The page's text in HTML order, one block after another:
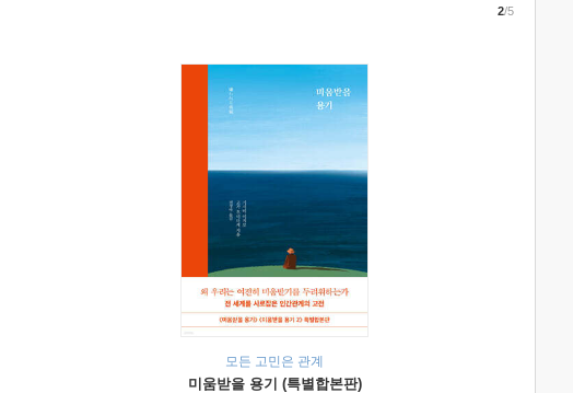
모든 고민은 관계
미움받을 용기 (특별합본판)
2/5